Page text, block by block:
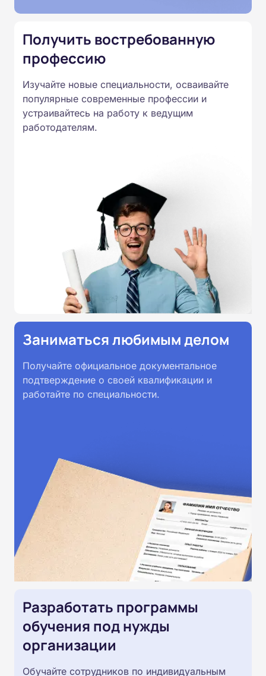
соответствии с Федеральными
государственными
профессионального образования.
Удостоверения и дипломы о
прохождении обучения
Получить востребованную
профессию
Изучайте новые специальности, осваивайте
популярные современные профессии и
устраивайтесь на работу к ведущим
работодателям.
Заниматься любимым делом
Получайте официальное документальное
подтверждение о своей квалификации и
работайте по специальности.
Разработать программы
обучения под нужды
организации
Обучайте сотрудников по индивидуальным